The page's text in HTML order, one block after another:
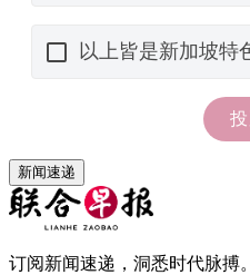
新闻速递
订阅新闻速递，洞悉时代脉搏。